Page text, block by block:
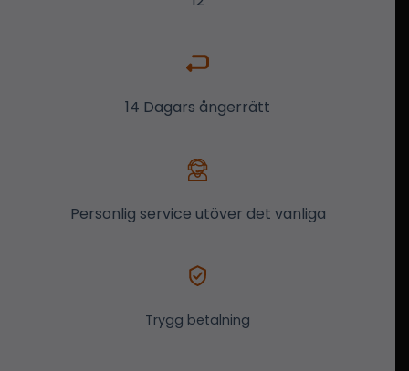
14 Dagars ångerrätt
Personlig service utöver det vanliga
Trygg betalning